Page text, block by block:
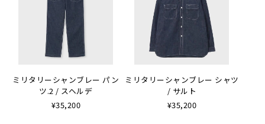
ミリタリーシャンブレー パン
ツ.2 / スヘルデ
¥35,200
ミリタリーシャンブレー シャツ
/ サルト
¥35,200